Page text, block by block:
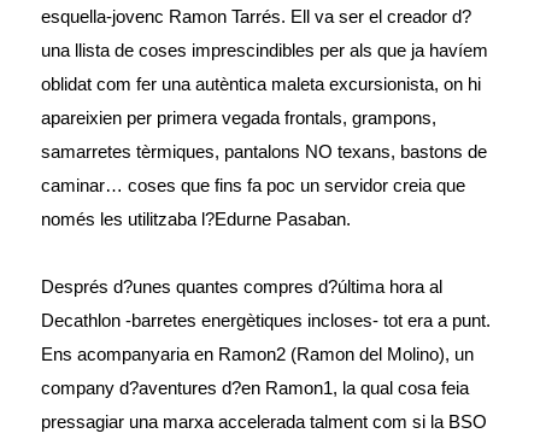
esquella-jovenc Ramon Tarrés. Ell va ser el creador d?
una llista de coses imprescindibles per als que ja havíem
oblidat com fer una autèntica maleta excursionista, on hi
apareixien per primera vegada frontals, grampons,
samarretes tèrmiques, pantalons NO texans, bastons de
caminar… coses que fins fa poc un servidor creia que
només les utilitzaba l?Edurne Pasaban.
Després d?unes quantes compres d?última hora al
Decathlon -barretes energètiques incloses- tot era a punt.
Ens acompanyaria en Ramon2 (Ramon del Molino), un
company d?aventures d?en Ramon1, la qual cosa feia
pressagiar una marxa accelerada talment com si la BSO